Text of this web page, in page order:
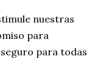
nuestras
para
para todas